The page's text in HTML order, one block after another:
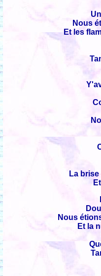
Nous
Et les
La
Nous
Et la